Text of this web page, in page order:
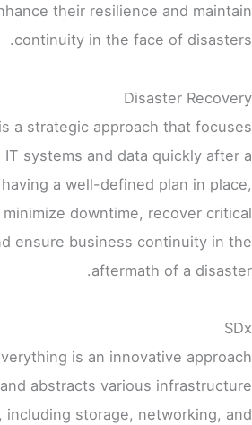
their resilience and maintain
continuity in the face of disasters.
Disaster Recovery
a strategic approach that focuses
systems and data quickly after a
a well-defined plan in place,
downtime, recover critical
ensure business continuity in the
aftermath of a disaster.
SDx
is an innovative approach
abstracts various infrastructure
including storage, networking, and